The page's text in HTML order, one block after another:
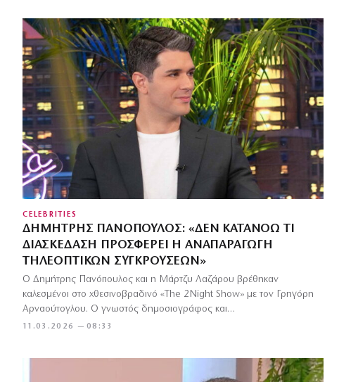
CELEBRITIES
ΔΗΜΉΤΡΗΣ ΠΑΝΌΠΟΥΛΟΣ: «ΔΕΝ ΚΑΤΑΝΟΏ ΤΙ
ΔΙΑΣΚΈΔΑΣΗ ΠΡΟΣΦΈΡΕΙ Η ΑΝΑΠΑΡΑΓΩΓΉ
ΤΗΛΕΟΠΤΙΚΏΝ ΣΥΓΚΡΟΎΣΕΩΝ»
11.03.2026 — 08:33
Ο Δημήτρης Πανόπουλος και η Μάρτζυ Λαζάρου βρέθηκαν
καλεσμένοι στο χθεσινοβραδινό «The 2Night Show» με τον Γρηγόρη
Αρναούτογλου. Ο γνωστός δημοσιογράφος και…